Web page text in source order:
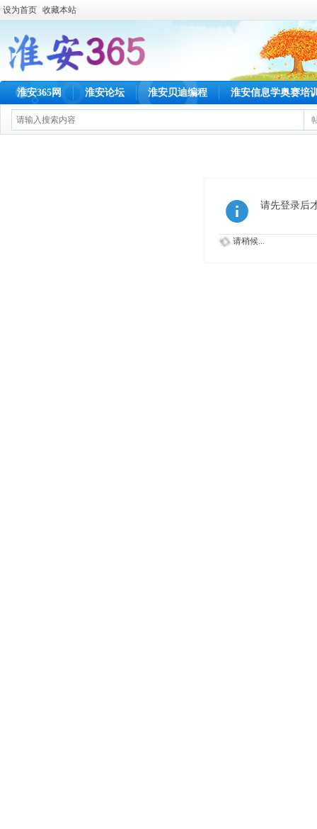
设为首页 收藏本站
淮安365网 淮安论坛 淮安贝迪编程 淮安信息学奥赛培
请先登录后
请稍候...